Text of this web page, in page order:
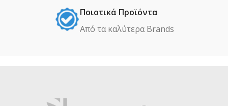
Ποιοτικά Προϊόντα
Από τα καλύτερα Βrands